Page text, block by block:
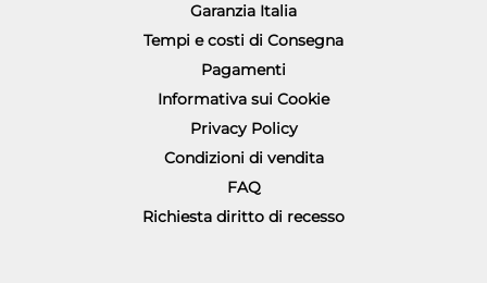
Garanzia Italia
Tempi e costi di Consegna
Pagamenti
Informativa sui Cookie
Privacy Policy
Condizioni di vendita
FAQ
Richiesta diritto di recesso